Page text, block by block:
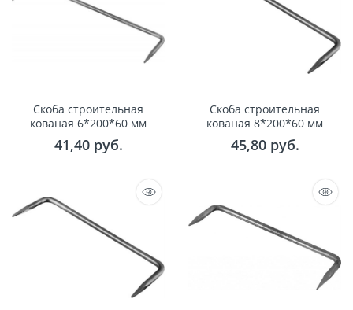
Скоба строительная
кованая 6*200*60 мм
41,40 руб.
Скоба строительная
кованая 8*200*60 мм
45,80 руб.